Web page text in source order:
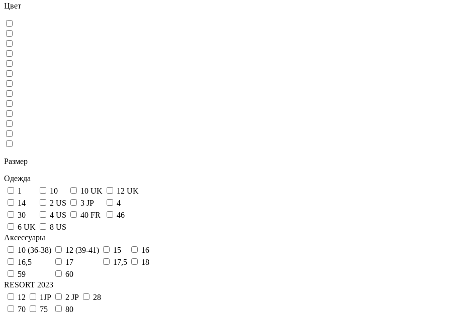
Цвет
Размер
Одежда
1
10 10 UK
12 UK
14
2 US 3 JP
4
30
4 US 40 FR
46
6 UK
8 US
Аксессуары
10 (36-38)
12 (39-41) 15
16
16,5
17 17,5
18
59
60
RESORT 2023
12
1JP 2 JP
28
70
75
80